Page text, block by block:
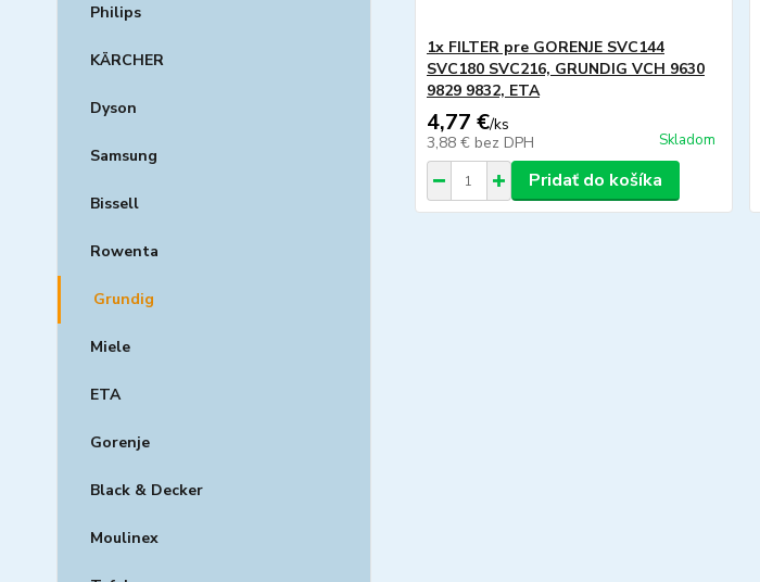
Philips
KÄRCHER
Dyson
Samsung
Bissell
Rowenta
Grundig
Miele
ETA
Gorenje
Black & Decker
Moulinex
1x FILTER pre GORENJE SVC144
SVC180 SVC216, GRUNDIG VCH 9630
9829 9832, ETA
4,77 €/ks
3,88 € bez DPH Skladom
Pridať do košíka